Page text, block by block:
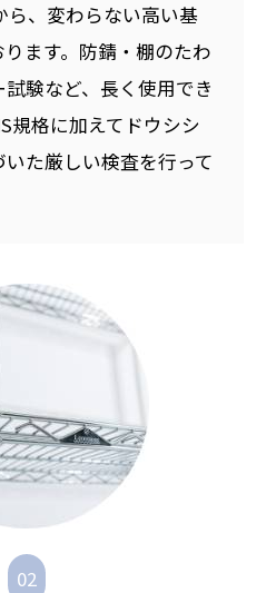
ら、変わらない高い基
ます。防錆・棚のたわ
験など、長く使用でき
規格に加えてドウシシ
た厳しい検査を行って